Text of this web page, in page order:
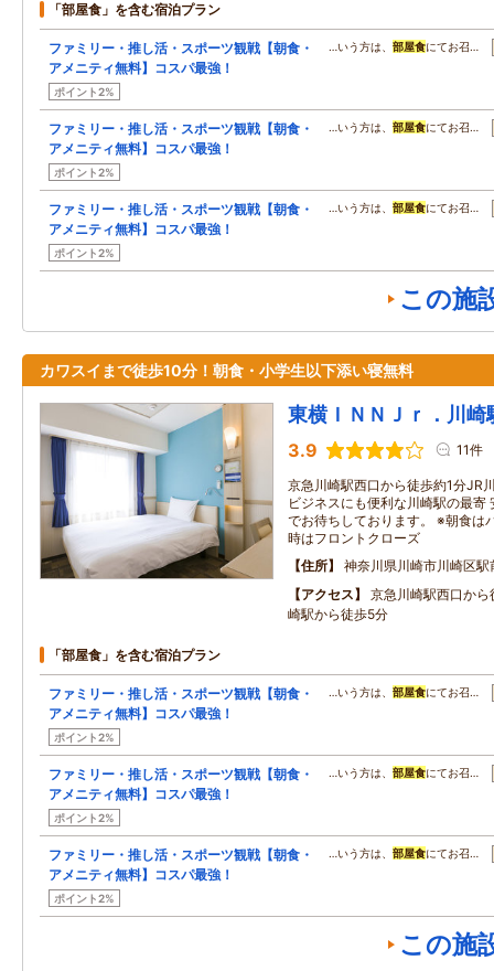
「部屋食」を含む宿泊プラン
ファミリー・推し活・スポーツ観戦【朝食・
アメニティ無料】コスパ最強！
ポイント2%
…いう方は、 部屋食にてお召…
ファミリー・推し活・スポーツ観戦【朝食・
アメニティ無料】コスパ最強！
ポイント2%
…いう方は、 部屋食にてお召…
ファミリー・推し活・スポーツ観戦【朝食・
アメニティ無料】コスパ最強！
ポイント2%
…いう方は、 部屋食にてお召…
この施
カワスイまで徒歩10分！朝食・小学生以下添い寝無料
東横ＩＮＮＪｒ．川崎
3.9 11件
京急川崎駅西口から徒歩約1分JR
ビジネスにも便利な川崎駅の最寄
でお待ちしております。 ※朝食は
時はフロントクローズ
住所
神奈川県川崎市川崎区
アクセス
京急川崎駅西口か
崎駅から徒歩5分
「部屋食」を含む宿泊プラン
ファミリー・推し活・スポーツ観戦【朝食・
アメニティ無料】コスパ最強！
ポイント2%
…いう方は、 部屋食にてお召…
ファミリー・推し活・スポーツ観戦【朝食・
アメニティ無料】コスパ最強！
ポイント2%
…いう方は、 部屋食にてお召…
ファミリー・推し活・スポーツ観戦【朝食・
アメニティ無料】コスパ最強！
ポイント2%
…いう方は、 部屋食にてお召…
この施